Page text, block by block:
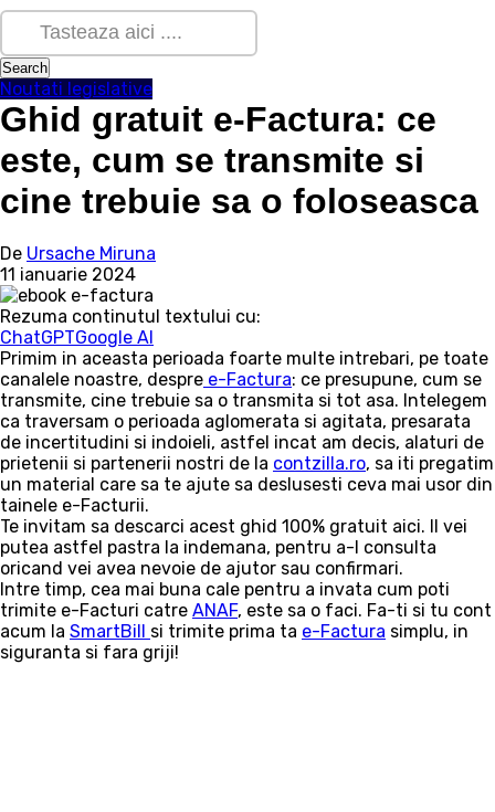
Noutati legislative
Ghid gratuit e-Factura: ce
este, cum se transmite si
cine trebuie sa o foloseasca
De Ursache Miruna
11 ianuarie 2024
Rezuma continutul textului cu:
ChatGPTGoogle AI
Primim in aceasta perioada foarte multe intrebari, pe toate
canalele noastre, despre e-Factura: ce presupune, cum se
transmite, cine trebuie sa o transmita si tot asa. Intelegem
ca traversam o perioada aglomerata si agitata, presarata
de incertitudini si indoieli, astfel incat am decis, alaturi de
prietenii si partenerii nostri de la contzilla.ro, sa iti pregatim
un material care sa te ajute sa deslusesti ceva mai usor din
tainele e-Facturii.
Te invitam sa descarci acest ghid 100% gratuit aici. Il vei
putea astfel pastra la indemana, pentru a-l consulta
oricand vei avea nevoie de ajutor sau confirmari.
Intre timp, cea mai buna cale pentru a invata cum poti
trimite e-Facturi catre ANAF, este sa o faci. Fa-ti si tu cont
acum la SmartBill si trimite prima ta e-Factura simplu, in
siguranta si fara griji!